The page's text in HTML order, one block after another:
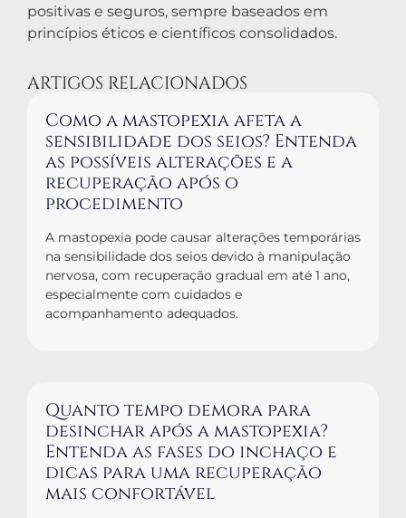
positivas e seguros, sempre baseados em
princípios éticos e científicos consolidados.
ARTIGOS RELACIONADOS
Como a mastopexia afeta a
sensibilidade dos seios? Entenda
as possíveis alterações e a
recuperação após o
procedimento
A mastopexia pode causar alterações temporárias
na sensibilidade dos seios devido à manipulação
nervosa, com recuperação gradual em até 1 ano,
especialmente com cuidados e
acompanhamento adequados.
Quanto tempo demora para
desinchar após a mastopexia?
Entenda as fases do inchaço e
dicas para uma recuperação
mais confortável